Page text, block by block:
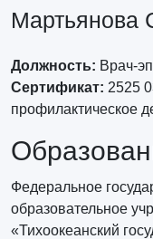
Мартьянова
Должность: Врач-
Сертификат: 2525
профилактическое
Федеральное
образовательное
«Тихоокеанский